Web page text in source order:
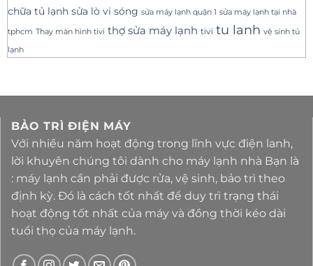
chữa tủ lạnh sửa lò vi sóng sửa máy lạnh quận 1 sửa máy lạnh tại nhà
tphcm Thay màn hình tivi thợ sửa máy lạnh tivi tu lanh vệ sinh tủ
lạnh
BẢO TRÌ ĐIỆN MÁY
Với nhiều năm hoạt động trong lĩnh vực điện lanh,
lời khuyên chúng tôi dành cho máy lạnh nhà Bạn là
: máy lạnh cần phải được rửa, vệ sinh, bảo trì theo
định kỳ. Đó là cách tốt nhất để duy trì trạng thái
hoạt động tốt nhất của máy và đồng thời kéo dài
tuổi thọ của máy lạnh.